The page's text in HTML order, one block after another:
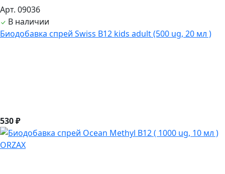
Арт. 09036
В наличии
Биодобавка спрей Swiss B12 kids adult (500 ug, 20 мл )
530 ₽